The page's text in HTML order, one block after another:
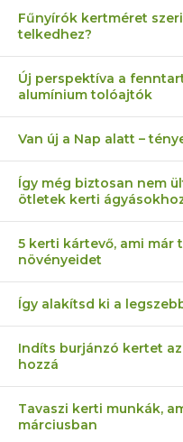
Fűnyírók kertméret
telkedhez?
Új perspektíva a
alumínium tolóajtók
Van új a Nap alatt –
Így még biztosan nem
ötletek kerti
5 kerti kártevő, ami már
növényeidet
Így alakítsd ki a
Indíts burjánzó kertet
hozzá
Tavaszi kerti munkák,
márciusban